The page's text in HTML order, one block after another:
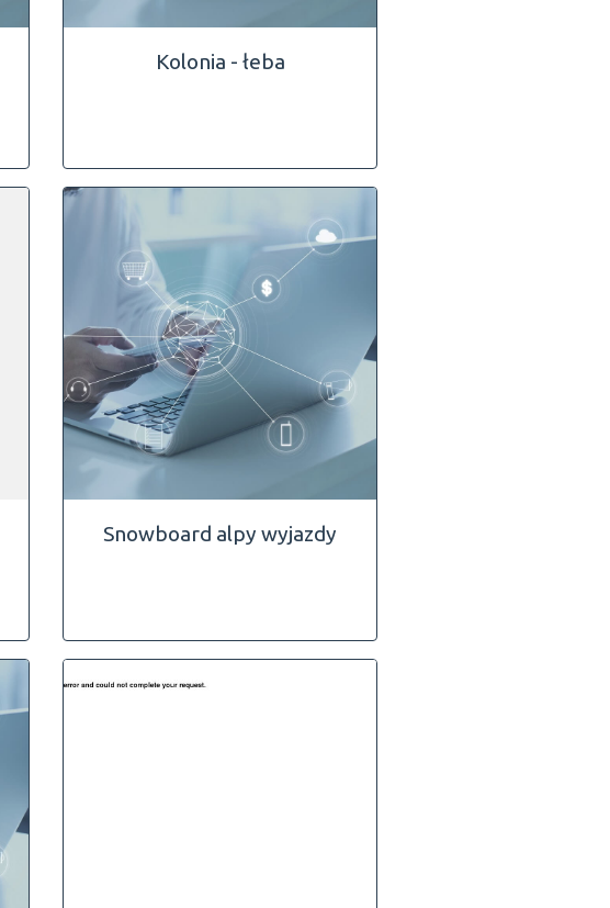
Kolonia - łeba
Snowboard alpy wyjazdy